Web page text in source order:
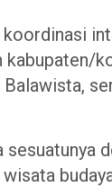
Balawista,